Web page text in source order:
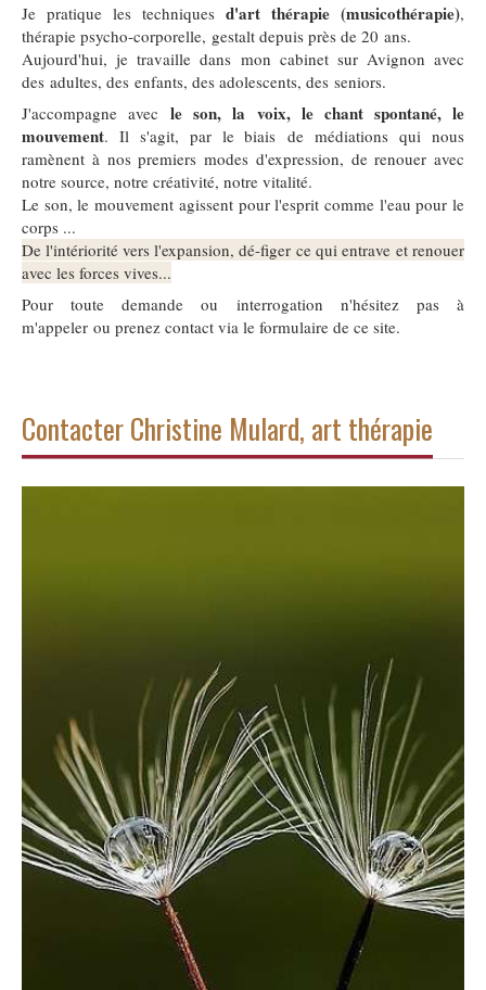
Je pratique les techniquesd'art thérapie (musicothérapie),
thérapie psycho-corporelle, gestalt depuis près de 20 ans.
Aujourd'hui, je travaille dans mon cabinet sur Avignon avec
des adultes, des enfants, des adolescents, des seniors.
J'accompagne avecle son, la voix, le chant spontané, le
mouvement. Il s'agit, par le biais de médiations qui nous
ramènent à nos premiers modes d'expression, de renouer avec
notre source, notre créativité, notre vitalité.
Le son, le mouvement agissent pour l'esprit comme l'eau pour le
corps ...
De l'intériorité vers l'expansion, dé-figer ce qui entrave et renouer
avec les forces vives...
Pour toute demande ou interrogation n'hésitez pas à
m'appeler ou prenez contact via le formulaire de ce site.
Contacter Christine Mulard, art thérapie